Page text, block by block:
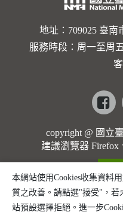
地址：709025 臺南
服務時段：周一至周
copyright @ 國立
建議瀏覽器 Firefox
本網站使用Cookies收集資料
質之改善。請點選"接受"，若
站預設選擇拒絕。進一步